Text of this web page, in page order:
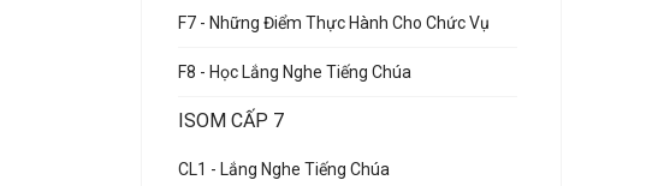
F7 - Những Điểm Thực Hành Cho Chức Vụ
F8 - Học Lắng Nghe Tiếng Chúa
ISOM CẤP 7
CL1 - Lắng Nghe Tiếng Chúa